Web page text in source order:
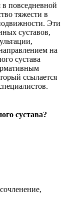
в повседневной
тяжести в
Эти
суставов,
на
сустава
ссылается
сустава?